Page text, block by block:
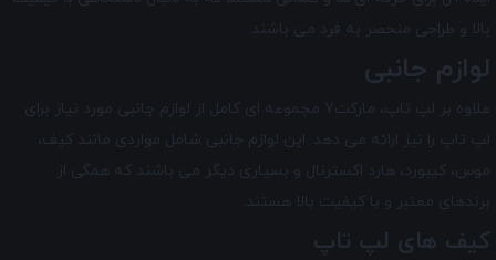
بالا و طراحی منحصر به فرد می باشند.
لوازم جانبی
علاوه بر لپ تاپ، مارکت7 مجموعه ای کامل از لوازم جانبی مورد نیاز برای
لپ تاپ را نیز ارائه می دهد. این لوازم جانبی شامل مواردی مانند کیف،
موس، کیبورد، هارد اکسترنال و بسیاری دیگر می باشند که همگی از
برندهای معتبر و با کیفیت بالا هستند.
کیف ‌های لپ تاپ